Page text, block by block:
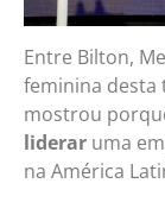
Entre Bilton,
feminina desta
mostrou
liderar uma
na América